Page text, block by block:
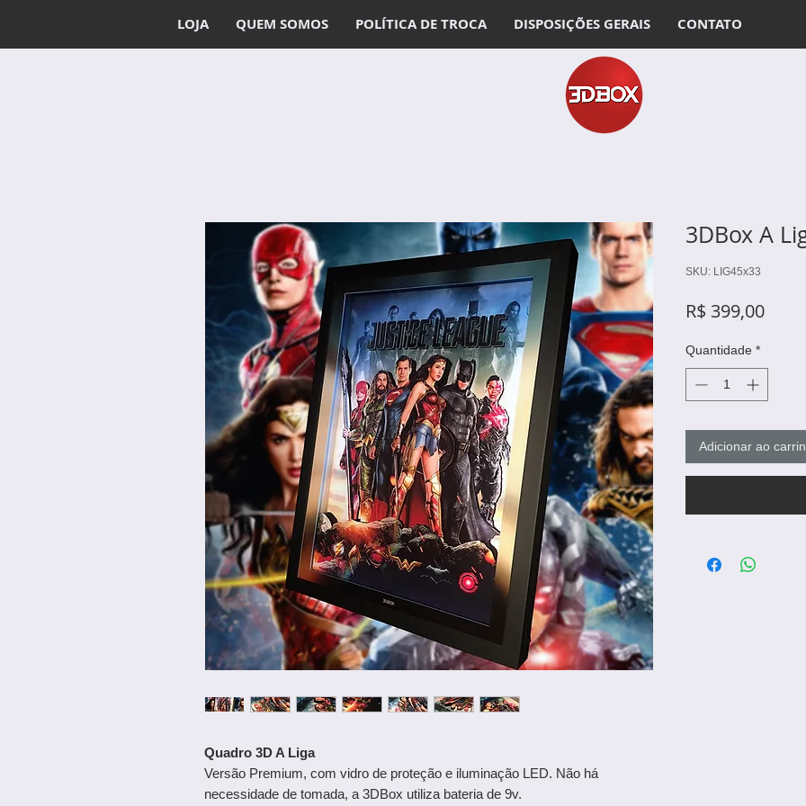
LOJA QUEM SOMOS POLÍTICA DE TROCA DISPOSIÇÕES GERAIS CONTATO
Quadro 3D A Liga
Versão Premium, com vidro de proteção e iluminação LED. Não há
necessidade de tomada, a 3DBox utiliza bateria de 9v.
3DBox A
SKU: LIG45x33
R$ 399,00Preço
Quantidade *
Adicionar ao